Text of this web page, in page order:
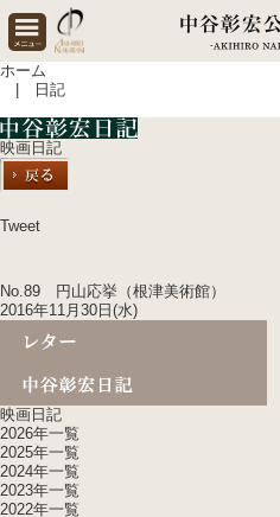
ホーム
| 日記
映画日記
Tweet
No.89 円山応挙（根津美術館）
2016年11月30日(水)
映画日記
2026年一覧
2025年一覧
2024年一覧
2023年一覧
2022年一覧